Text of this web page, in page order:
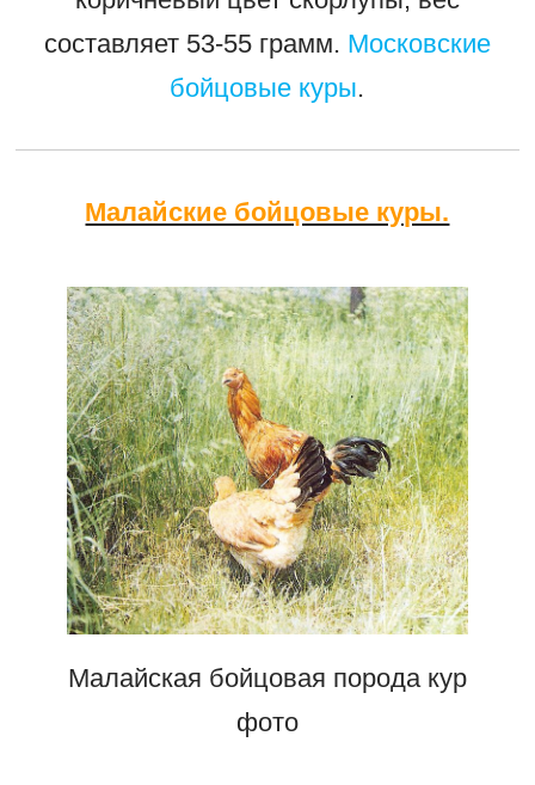
составляет 53-55 грамм. Московские
бойцовые куры.
Малайские бойцовые куры.
Малайская бойцовая порода кур
фото